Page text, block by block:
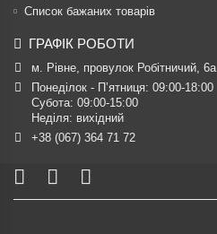
Список бажаних товарів
ГРАФІК РОБОТИ
м. Рівне, провулок Робітничий, 6а
Понеділок - П’ятниця: 09:00-18:00
Субота: 09:00-15:00
Неділя: вихідний
+38 (067) 364 71 72